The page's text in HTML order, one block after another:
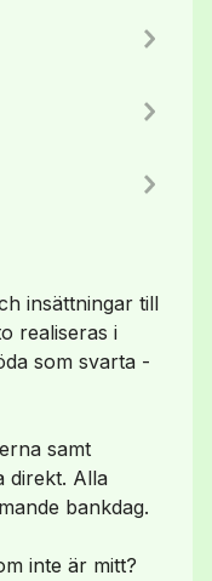
insättningar till
realiseras i
som svarta -
samt
direkt. Alla
bankdag.
inte är mitt?